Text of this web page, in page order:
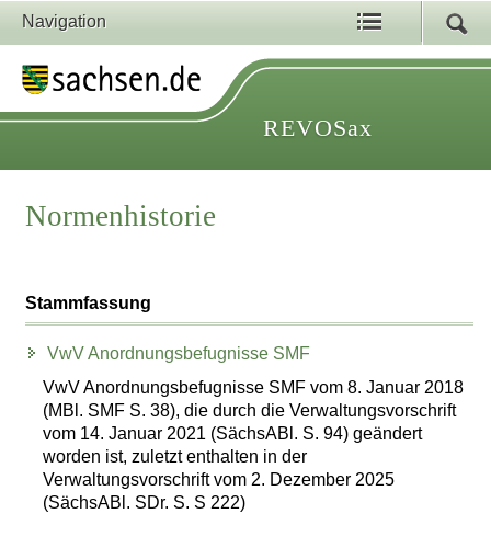
Navigation
REVOSax
Normenhistorie
Stammfassung
VwV Anordnungsbefugnisse SMF
VwV Anordnungsbefugnisse SMF vom 8. Januar 2018
(MBl. SMF S. 38), die durch die Verwaltungsvorschrift
vom 14. Januar 2021 (SächsABl. S. 94) geändert
worden ist, zuletzt enthalten in der
Verwaltungsvorschrift vom 2. Dezember 2025
(SächsABl. SDr. S. S 222)